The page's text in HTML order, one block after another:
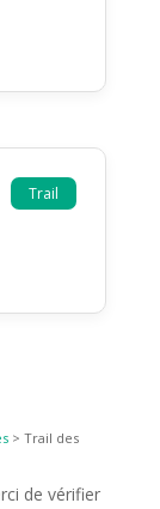
Trail
> Trail des
de vérifier